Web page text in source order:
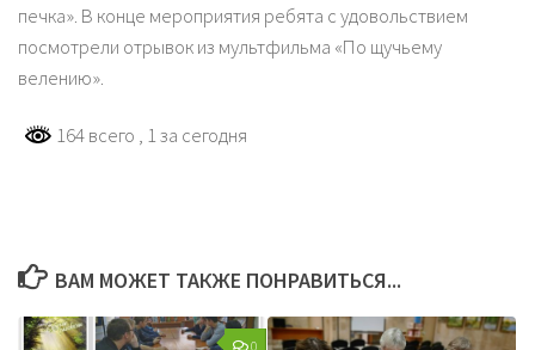
печка». В конце мероприятия ребята с удовольствием
посмотрели отрывок из мультфильма «По щучьему
велению».
164 всего , 1 за сегодня
ВАМ МОЖЕТ ТАКЖЕ ПОНРАВИТЬСЯ...
0